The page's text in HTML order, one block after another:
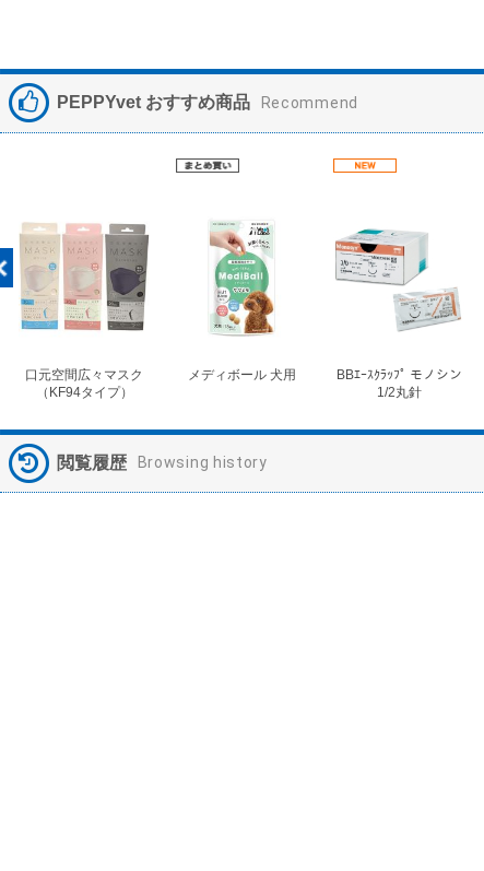
PEPPYvet おすすめ商品 Recommend
口元空間広々マスク
（KF94タイプ）
メディボール 犬用
BBｴｰｽｸﾗｯﾌﾟ モノシン
1/2丸針
閲覧履歴 Browsing history